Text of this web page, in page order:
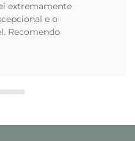
extremamente
e o
Recomendo